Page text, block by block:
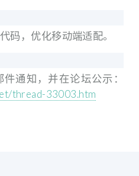
码，优化移动端适配。
通知，并在论坛公示：
thread-33003.htm